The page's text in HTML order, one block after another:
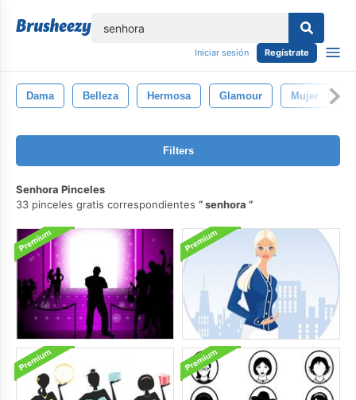
Iniciar sesión Regístrate
Dama Belleza Hermosa Glamour Mujer
Filters
Senhora Pinceles
33 pinceles gratis correspondientes
senhora